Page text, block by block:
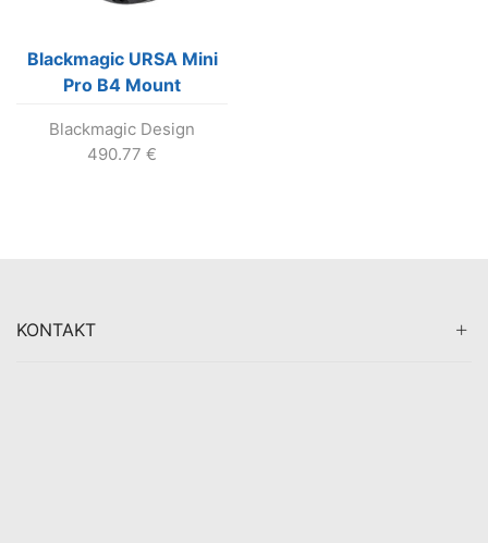
Blackmagic URSA Mini
Pro B4 Mount
Blackmagic Design
490.77 €
KONTAKT